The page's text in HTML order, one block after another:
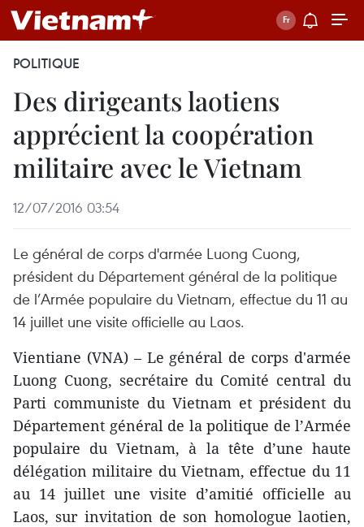
POLITIQUE
Des dirigeants laotiens
apprécient la coopération
militaire avec le Vietnam
12/07/2016 03:54
Le général de corps d'armée Luong Cuong,
président du Département général de la politique
de l’Armée populaire du Vietnam, effectue du 11 au
14 juillet une visite officielle au Laos.
Vientiane (VNA) – Le général de corps d'armée
Luong Cuong, secrétaire du Comité central du
Parti communiste du Vietnam et président du
Département général de la politique de l’Armée
populaire du Vietnam, à la tête d’une haute
délégation militaire du Vietnam, effectue du 11
au 14 juillet une visite d’amitié officielle au
Laos, sur invitation de son homologue laotien,